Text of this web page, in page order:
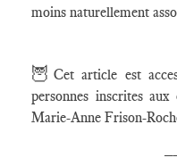
moins naturellement
🦉 Cet article est
personnes inscrites aux
Marie-Anne Frison-